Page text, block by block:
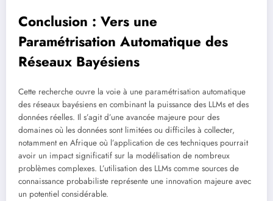
Conclusion : Vers une
Paramétrisation Automatique des
Réseaux Bayésiens
Cette recherche ouvre la voie à une paramétrisation automatique
des réseaux bayésiens en combinant la puissance des LLMs et des
données réelles. Il s’agit d’une avancée majeure pour des
domaines où les données sont limitées ou difficiles à collecter,
notamment en Afrique où l’application de ces techniques pourrait
avoir un impact significatif sur la modélisation de nombreux
problèmes complexes. L’utilisation des LLMs comme sources de
connaissance probabiliste représente une innovation majeure avec
un potentiel considérable.